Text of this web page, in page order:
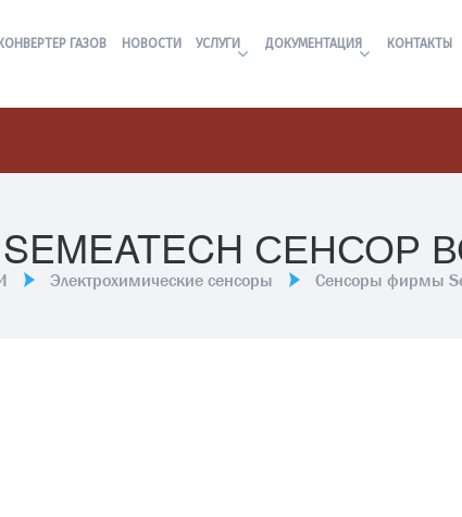
КОНВЕРТЕР ГАЗОВ НОВОСТИ УСЛУГИ ДОКУМЕНТАЦИЯ КОНТАКТЫ
SEMEATECH СЕНСОР
Электрохимические сенсоры Сенсоры фирмы